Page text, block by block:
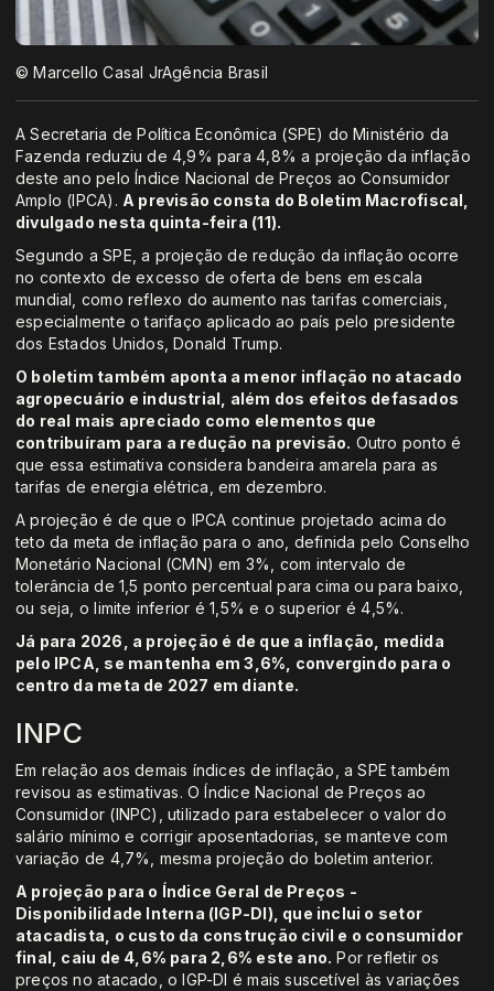
© Marcello Casal JrAgência Brasil
A Secretaria de Política Econômica (SPE) do Ministério da
Fazenda reduziu de 4,9% para 4,8% a projeção da inflação
deste ano pelo Índice Nacional de Preços ao Consumidor
Amplo (IPCA). A previsão consta do Boletim Macrofiscal,
divulgado nesta quinta-feira (11).
Segundo a SPE, a projeção de redução da inflação ocorre
no contexto de excesso de oferta de bens em escala
mundial, como reflexo do aumento nas tarifas comerciais,
especialmente o tarifaço aplicado ao país pelo presidente
dos Estados Unidos, Donald Trump.
O boletim também aponta a menor inflação no atacado
agropecuário e industrial, além dos efeitos defasados
do real mais apreciado como elementos que
contribuíram para a redução na previsão. Outro ponto é
que essa estimativa considera bandeira amarela para as
tarifas de energia elétrica, em dezembro.
A projeção é de que o IPCA continue projetado acima do
teto da meta de inflação para o ano, definida pelo Conselho
Monetário Nacional (CMN) em 3%, com intervalo de
tolerância de 1,5 ponto percentual para cima ou para baixo,
ou seja, o limite inferior é 1,5% e o superior é 4,5%.
Já para 2026, a projeção é de que a inflação, medida
pelo IPCA, se mantenha em 3,6%, convergindo para o
centro da meta de 2027 em diante.
INPC
Em relação aos demais índices de inflação, a SPE também
revisou as estimativas. O Índice Nacional de Preços ao
Consumidor (INPC), utilizado para estabelecer o valor do
salário mínimo e corrigir aposentadorias, se manteve com
variação de 4,7%, mesma projeção do boletim anterior.
A projeção para o Índice Geral de Preços -
Disponibilidade Interna (IGP-DI), que inclui o setor
atacadista, o custo da construção civil e o consumidor
final, caiu de 4,6% para 2,6% este ano. Por refletir os
preços no atacado, o IGP-DI é mais suscetível às variações